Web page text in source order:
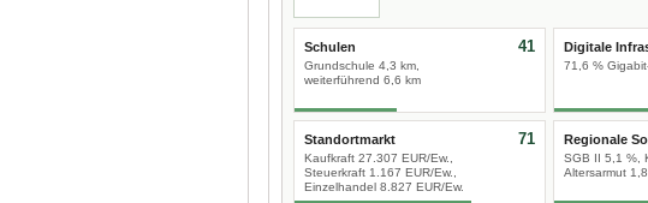
Schulen
Grundschule 4,3 km,
weiterführend 6,6 km
41 Digitale
71,6 %
Standortmarkt
Kaufkraft 27.307 EUR/Ew.,
Steuerkraft 1.167 EUR/Ew.,
Einzelhandel 8.827 EUR/Ew.
71 Regionale
SGB II 5,1 %,
Altersarmut